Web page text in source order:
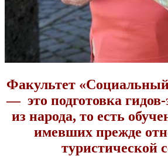
Факультет «Социальный
— это подготовка гидов-
из народа, то есть
имевших прежде
туристической